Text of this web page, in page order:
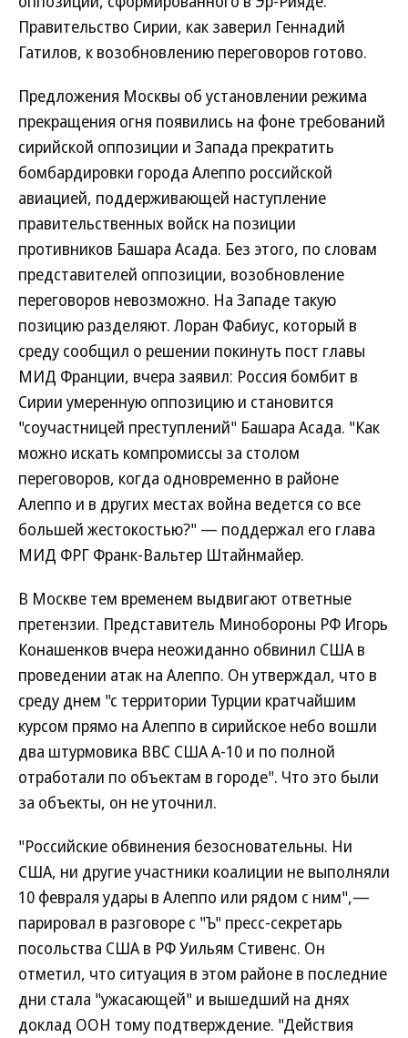
Правительство Сирии, как заверил Геннадий
Гатилов, к возобновлению переговоров готово.
Предложения Москвы об установлении режима
прекращения огня появились на фоне требований
сирийской оппозиции и Запада прекратить
бомбардировки города Алеппо российской
авиацией, поддерживающей наступление
правительственных войск на позиции
противников Башара Асада. Без этого, по словам
представителей оппозиции, возобновление
переговоров невозможно. На Западе такую
позицию разделяют. Лоран Фабиус, который в
среду сообщил о решении покинуть пост главы
МИД Франции, вчера заявил: Россия бомбит в
Сирии умеренную оппозицию и становится
"соучастницей преступлений" Башара Асада. "Как
можно искать компромиссы за столом
переговоров, когда одновременно в районе
Алеппо и в других местах война ведется со все
большей жестокостью?" — поддержал его глава
МИД ФРГ Франк-Вальтер Штайнмайер.
В Москве тем временем выдвигают ответные
претензии. Представитель Минобороны РФ Игорь
Конашенков вчера неожиданно обвинил США в
проведении атак на Алеппо. Он утверждал, что в
среду днем "с территории Турции кратчайшим
курсом прямо на Алеппо в сирийское небо вошли
два штурмовика ВВС США A-10 и по полной
отработали по объектам в городе". Что это были
за объекты, он не уточнил.
"Российские обвинения безосновательны. Ни
США, ни другие участники коалиции не выполняли
10 февраля удары в Алеппо или рядом с ним",—
парировал в разговоре с "Ъ" пресс-секретарь
посольства США в РФ Уильям Стивенс. Он
отметил, что ситуация в этом районе в последние
дни стала "ужасающей" и вышедший на днях
доклад ООН тому подтверждение. "Действия